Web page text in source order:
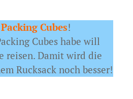
Packing Cubes!
Cubes habe will
reisen. Damit wird die
Rucksack noch besser!